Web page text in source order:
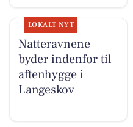
LOKALT NYT
Natteravnene
byder indenfor til
aftenhygge i
Langeskov